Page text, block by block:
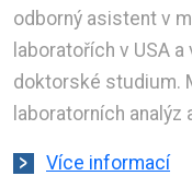
odborný asistent v
laboratořích v USA
doktorské studium.
laboratorních analýz
Více informací